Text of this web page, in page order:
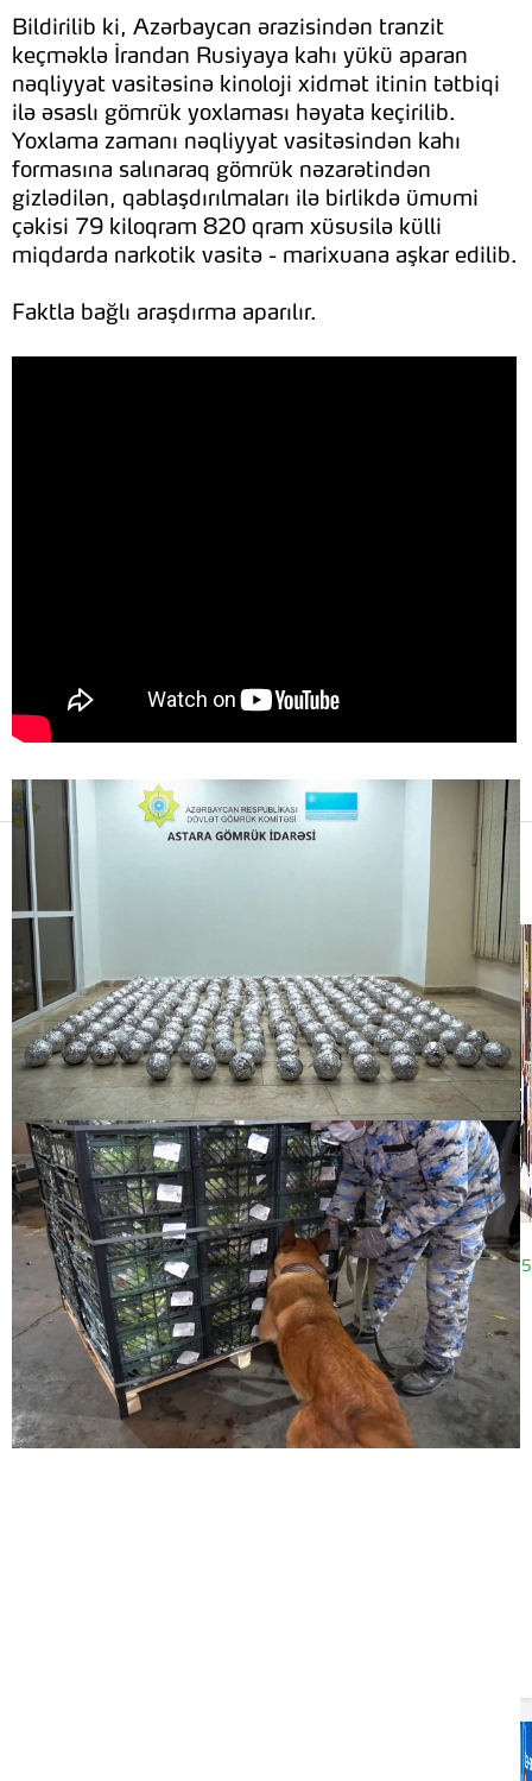
Bildirilib ki, Azərbaycan ərazisindən tranzit
keçməklə İrandan Rusiyaya kahı yükü aparan
nəqliyyat vasitəsinə kinoloji xidmət itinin tətbiqi
ilə əsaslı gömrük yoxlaması həyata keçirilib.
Yoxlama zamanı nəqliyyat vasitəsindən kahı
formasına salınaraq gömrük nəzarətindən
gizlədilən, qablaşdırılmaları ilə birlikdə ümumi
çəkisi 79 kiloqram 820 qram xüsusilə külli
miqdarda narkotik vasitə - marixuana aşkar edilib.
Faktla bağlı araşdırma aparılır.
11:00
21.06.2025